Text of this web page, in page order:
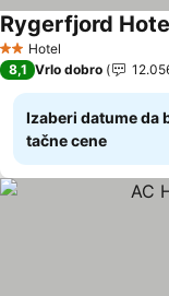
2 Zvezdice
Hotel
Rygerfjord
8,1 Vrlo dobro
Izaberi datume da
tačne cene